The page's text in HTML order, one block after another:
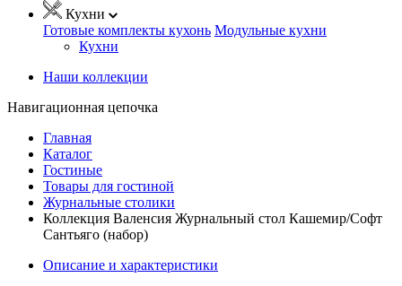
Кухни
Готовые комплекты кухонь Модульные кухни
Кухни
Наши коллекции
Навигационная цепочка
Главная
Каталог
Гостиные
Товары для гостиной
Журнальные столики
Коллекция Валенсия Журнальный стол Кашемир/Софт
Сантьяго (набор)
Описание и характеристики